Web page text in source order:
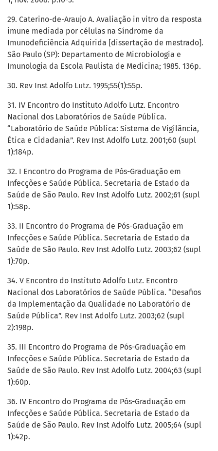
29. Caterino-de-Araujo A. Avaliação in vitro da resposta
imune mediada por células na Síndrome da
Imunodeficiência Adquirida [dissertação de mestrado].
São Paulo (SP): Departamento de Microbiologia e
Imunologia da Escola Paulista de Medicina; 1985. 136p.
30. Rev Inst Adolfo Lutz. 1995;55(1):55p.
31. IV Encontro do Instituto Adolfo Lutz. Encontro
Nacional dos Laboratórios de Saúde Pública.
“Laboratório de Saúde Pública: Sistema de Vigilância,
Ética e Cidadania”. Rev Inst Adolfo Lutz. 2001;60 (supl
1):184p.
32. I Encontro do Programa de Pós-Graduação em
Infecções e Saúde Pública. Secretaria de Estado da
Saúde de São Paulo. Rev Inst Adolfo Lutz. 2002;61 (supl
1):58p.
33. II Encontro do Programa de Pós-Graduação em
Infecções e Saúde Pública. Secretaria de Estado da
Saúde de São Paulo. Rev Inst Adolfo Lutz. 2003;62 (supl
1):70p.
34. V Encontro do Instituto Adolfo Lutz. Encontro
Nacional dos Laboratórios de Saúde Pública. “Desafios
da Implementação da Qualidade no Laboratório de
Saúde Pública”. Rev Inst Adolfo Lutz. 2003;62 (supl
2):198p.
35. III Encontro do Programa de Pós-Graduação em
Infecções e Saúde Pública. Secretaria de Estado da
Saúde de São Paulo. Rev Inst Adolfo Lutz. 2004;63 (supl
1):60p.
36. IV Encontro do Programa de Pós-Graduação em
Infecções e Saúde Pública. Secretaria de Estado da
Saúde de São Paulo. Rev Inst Adolfo Lutz. 2005;64 (supl
1):42p.